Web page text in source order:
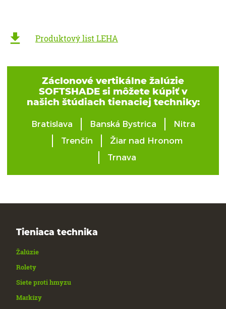
Produktový list LEHA
Záclonové vertikálne žalúzie
SOFTSHADE si môžete kúpiť v
našich štúdiach tienaciej techniky:
Bratislava Banská Bystrica
Nitra
Trenčín
Žiar nad Hronom
Trnava
Tieniaca technika
Žalúzie
Rolety
Siete proti hmyzu
Markízy